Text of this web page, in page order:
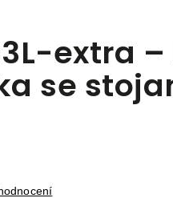
extra
se